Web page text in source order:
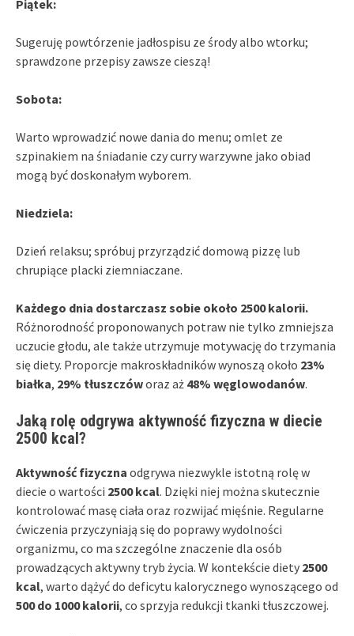
Piątek:
Sugeruję powtórzenie jadłospisu ze środy albo wtorku;
sprawdzone przepisy zawsze cieszą!
Sobota:
Warto wprowadzić nowe dania do menu; omlet ze
szpinakiem na śniadanie czy curry warzywne jako obiad
mogą być doskonałym wyborem.
Niedziela:
Dzień relaksu; spróbuj przyrządzić domową pizzę lub
chrupiące placki ziemniaczane.
Każdego dnia dostarczasz sobie około 2500 kalorii.
Różnorodność proponowanych potraw nie tylko zmniejsza
uczucie głodu, ale także utrzymuje motywację do trzymania
się diety. Proporcje makroskładników wynoszą około 23%
białka, 29% tłuszczóworaz aż 48% węglowodanów.
Jaką rolę odgrywa aktywność fizyczna w diecie
2500 kcal?
Aktywność fizyczna odgrywa niezwykle istotną rolę w
diecie o wartości 2500 kcal. Dzięki niej można skutecznie
kontrolować masę ciała oraz rozwijać mięśnie. Regularne
ćwiczenia przyczyniają się do poprawy wydolności
organizmu, co ma szczególne znaczenie dla osób
prowadzących aktywny tryb życia. W kontekście diety 2500
kcal, warto dążyć do deficytu kalorycznego wynoszącego od
500 do 1000 kalorii, co sprzyja redukcji tkanki tłuszczowej.